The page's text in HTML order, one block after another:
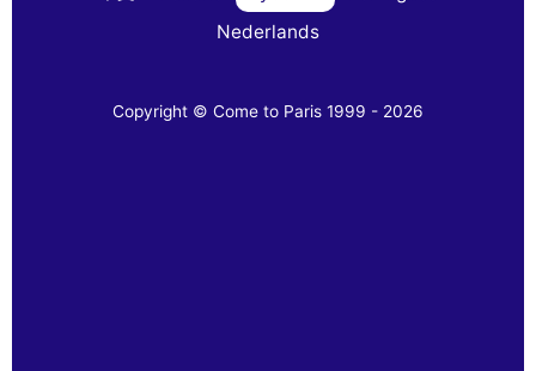
Nederlands
Copyright © Come to Paris 1999 - 2026